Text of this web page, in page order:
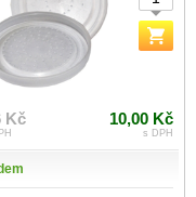
Kč 10,00 Kč
s DPH